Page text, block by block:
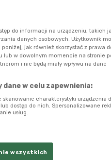
do informacji na urządzeniu, takich
danych osobowych. Użytkownik
jak również skorzystać z prawa
lub w dowolnym momencie na stronie
i nie będą miały wpływu na dane
w celu zapewnienia:
charakterystyki urządzenia
dostęp do nich. Spersonalizowane
usług.
wszystkich